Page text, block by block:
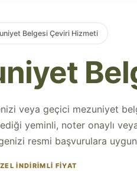
Belgesi Çeviri Hizmeti
veya geçici mezuniyet
yeminli, noter onaylı
resmi başvurulara uygun
İNDIRIMLI FIYAT